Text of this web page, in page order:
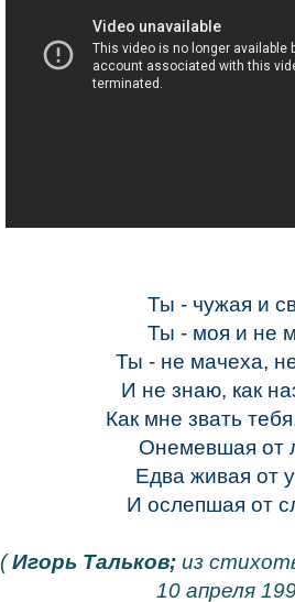
Ты - чужая и
Ты - моя и не
Ты - не мачеха,
И не знаю, как
Как мне звать
Онемевшая от
Едва живая от
И ослепшая от
(Игорь Тальков; из
10 апреля